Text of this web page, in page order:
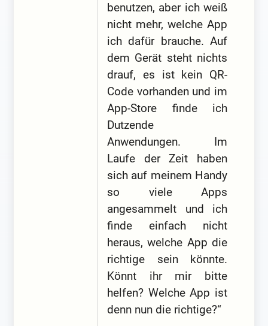
benutzen, aber ich weiß
nicht mehr, welche App
ich dafür brauche. Auf
dem Gerät steht nichts
drauf, es ist kein QR-
Code vorhanden und im
App-Store finde ich
Dutzende
Anwendungen. Im
Laufe der Zeit haben
sich auf meinem Handy
so viele Apps
angesammelt und ich
finde einfach nicht
heraus, welche App die
richtige sein könnte.
Könnt ihr mir bitte
helfen? Welche App ist
denn nun die richtige?“